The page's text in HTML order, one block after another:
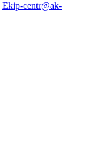
Ekip-centr@ak-